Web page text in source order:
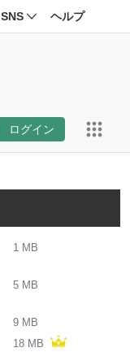
SNS ヘルプ
ログイン
1 MB
5 MB
9 MB
18 MB